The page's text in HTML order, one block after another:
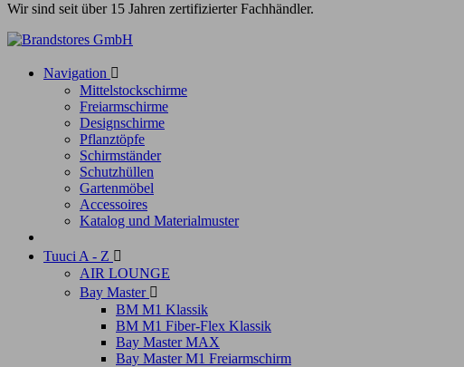
Wir sind seit über 15 Jahren zertifizierter Fachhändler.
Navigation 
Mittelstockschirme
Freiarmschirme
Designschirme
Pflanztöpfe
Schirmständer
Schutzhüllen
Gartenmöbel
Accessoires
Katalog und Materialmuster
Tuuci A - Z 
AIR LOUNGE
Bay Master 
BM M1 Klassik
BM M1 Fiber-Flex Klassik
Bay Master MAX
Bay Master M1 Freiarmschirm